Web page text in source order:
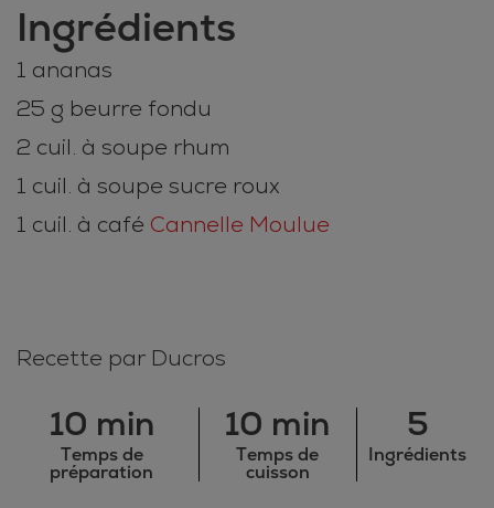
Ingrédients
1 ananas
25 g beurre fondu
2 cuil. à soupe rhum
1 cuil. à soupe sucre roux
1 cuil. à café Cannelle Moulue
Recette par Ducros
10 min
Temps de
préparation
10 min
Temps de
cuisson
5
Ingrédients